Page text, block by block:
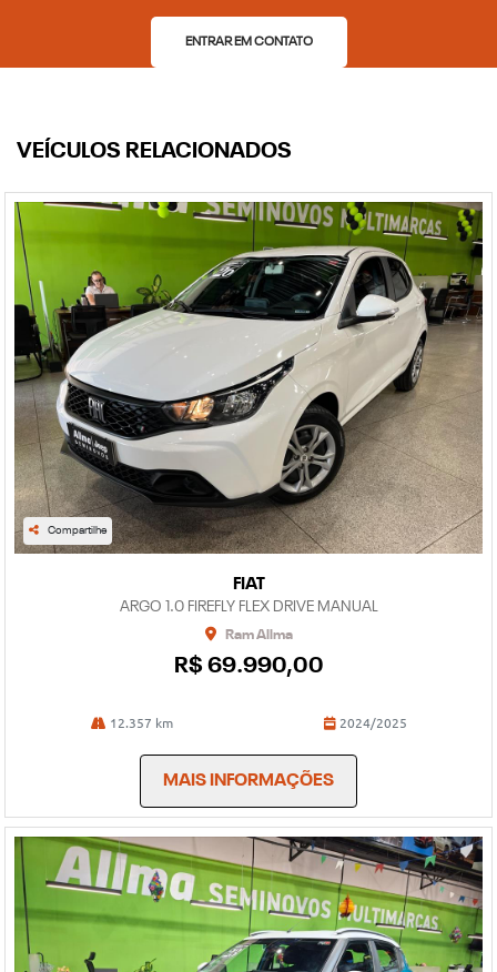
ENTRAR EM CONTATO
VEÍCULOS RELACIONADOS
Compartilhe
FIAT
ARGO 1.0 FIREFLY FLEX DRIVE MANUAL
Ram Allma
R$ 69.990,00
12.357 km 2024/2025
MAIS INFORMAÇÕES